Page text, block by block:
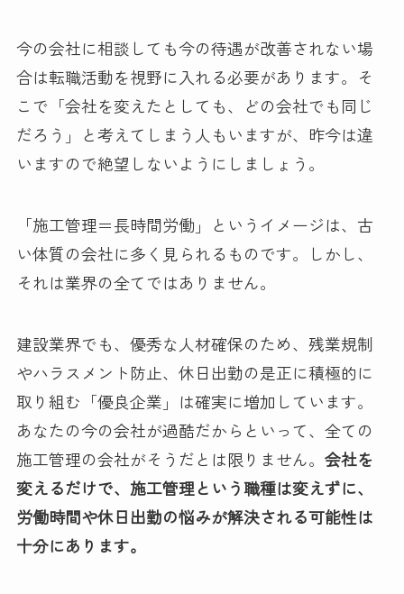
今の会社に相談しても今の待遇が改善されない場
合は転職活動を視野に入れる必要があります。そ
こで「会社を変えたとしても、どの会社でも同じ
だろう」と考えてしまう人もいますが、昨今は違
いますので絶望しないようにしましょう。
「施工管理＝長時間労働」というイメージは、古
い体質の会社に多く見られるものです。しかし、
それは業界の全てではありません。
建設業界でも、優秀な人材確保のため、残業規制
やハラスメント防止、休日出勤の是正に積極的に
取り組む「優良企業」は確実に増加しています。
あなたの今の会社が過酷だからといって、全ての
施工管理の会社がそうだとは限りません。 会社を
変えるだけで、施工管理という職種は変えずに、
労働時間や休日出勤の悩みが解決される可能性は
十分にあります。